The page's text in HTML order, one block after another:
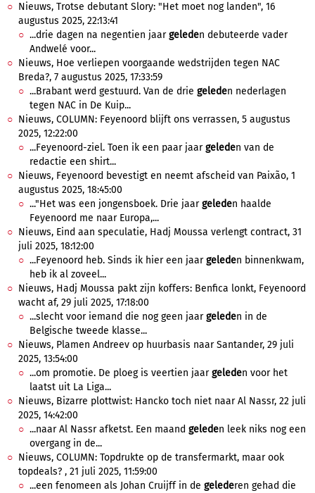
Nieuws, Trotse debutant Slory: "Het moet nog landen", 16
augustus 2025, 22:13:41
...drie dagen na negentien jaargeleden debuteerde vader
Andwelé voor...
Nieuws, Hoe verliepen voorgaande wedstrijden tegen NAC
Breda?, 7 augustus 2025, 17:33:59
...Brabant werd gestuurd. Van de drie geleden nederlagen
tegen NAC in De Kuip...
Nieuws, COLUMN: Feyenoord blijft ons verrassen, 5 augustus
2025, 12:22:00
...Feyenoord-ziel. Toen ik een paar jaargeleden van de
redactie een shirt...
Nieuws, Feyenoord bevestigt en neemt afscheid van Paixão, 1
augustus 2025, 18:45:00
..."Het was een jongensboek. Drie jaargeleden haalde
Feyenoord me naar Europa,...
Nieuws, Eind aan speculatie, Hadj Moussa verlengt contract, 31
juli 2025, 18:12:00
...Feyenoord heb. Sinds ik hier een jaargeleden binnenkwam,
heb ik al zoveel...
Nieuws, Hadj Moussa pakt zijn koffers: Benfica lonkt, Feyenoord
wacht af, 29 juli 2025, 17:18:00
...slecht voor iemand die nog geen jaargeleden in de
Belgische tweede klasse...
Nieuws, Plamen Andreev op huurbasis naar Santander, 29 juli
2025, 13:54:00
...om promotie. De ploeg is veertien jaargeleden voor het
laatst uit La Liga...
Nieuws, Bizarre plottwist: Hancko toch niet naar Al Nassr, 22 juli
2025, 14:42:00
...naar Al Nassr afketst. Een maand geleden leek niks nog een
overgang in de...
Nieuws, COLUMN: Topdrukte op de transfermarkt, maar ook
topdeals? , 21 juli 2025, 11:59:00
...een fenomeen als Johan Cruijff in de gelederen gehad die